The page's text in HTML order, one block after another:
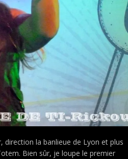
direction la banlieue de Lyon et plus
Bien sûr, je loupe le premier